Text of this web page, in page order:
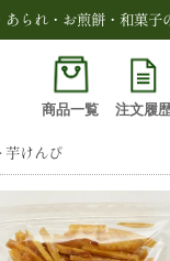
あられ・お煎餅・和菓子
商品一覧 注文履
芋けんぴ